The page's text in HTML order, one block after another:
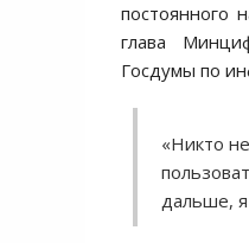
постоянного
глава
Госдумы по
«Никто
дальше,